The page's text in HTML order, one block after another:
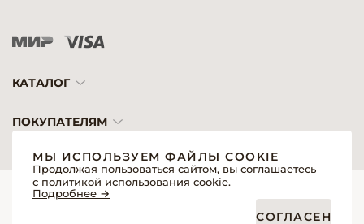
КАТАЛОГ
ПОКУПАТЕЛЯМ
© 2026 «Модерн»— Косметика и оборудование для профессионалов
Создание сайтов
МЫ ИСПОЛЬЗУЕМ ФАЙЛЫ COOKIE
Продолжая пользоваться сайтом, вы соглашаетесь
с политикой использования cookie.
Подробнее →
СОГЛАСЕН